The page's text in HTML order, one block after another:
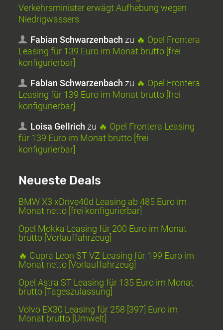
Verkehrsminister erwägt Aufhebung wegen
Niedrigwassers
Fabian Schwarzenbach zu 🔥 Opel Frontera
Leasing für 139 Euro im Monat brutto [frei
konfigurierbar]
Fabian Schwarzenbach zu 🔥 Opel Frontera
Leasing für 139 Euro im Monat brutto [frei
konfigurierbar]
Loisa Gellrich zu 🔥 Opel Frontera Leasing
für 139 Euro im Monat brutto [frei
konfigurierbar]
Neueste Deals
BMW X3 xDrive40d Leasing ab 485 Euro im
Monat netto [frei konfigurierbar]
Opel Mokka Leasing für 200 Euro im Monat
brutto [Vorlauffahrzeug]
🔥 Cupra Leon ST VZ Leasing für 199 Euro im
Monat netto [Vorlauffahrzeug]
Opel Astra ST Leasing für 135 Euro im Monat
brutto [Tageszulassung]
Volvo EX30 Leasing für 258 [397] Euro im
Monat brutto [Umwelt]